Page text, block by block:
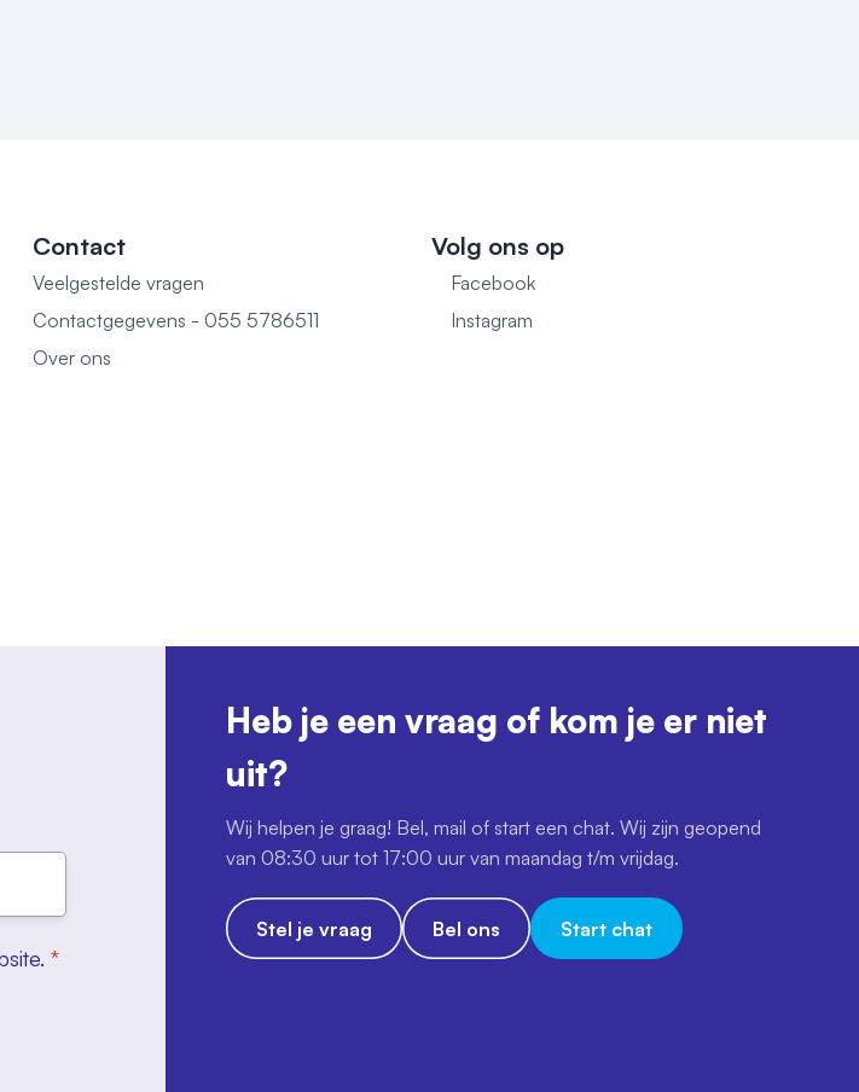
Contact
Veelgestelde vragen
Contactgegevens - 055 5786511
Over ons
Volg ons op
Facebook
Instagram
*
Heb je een vraag of kom je er niet
uit?
Wij helpen je graag! Bel, mail of start een chat. Wij zijn geopend
van 08:30 uur tot 17:00 uur van maandag t/m vrijdag.
Stel je vraag Bel ons Start chat